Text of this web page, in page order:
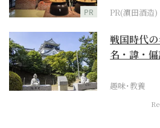
PR PR(濵田酒造)
戦国時代
名・諱・
趣味･教養